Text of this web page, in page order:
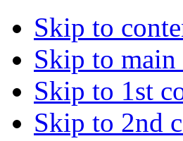
Skip to
Skip to
Skip to 1st
Skip to 2nd